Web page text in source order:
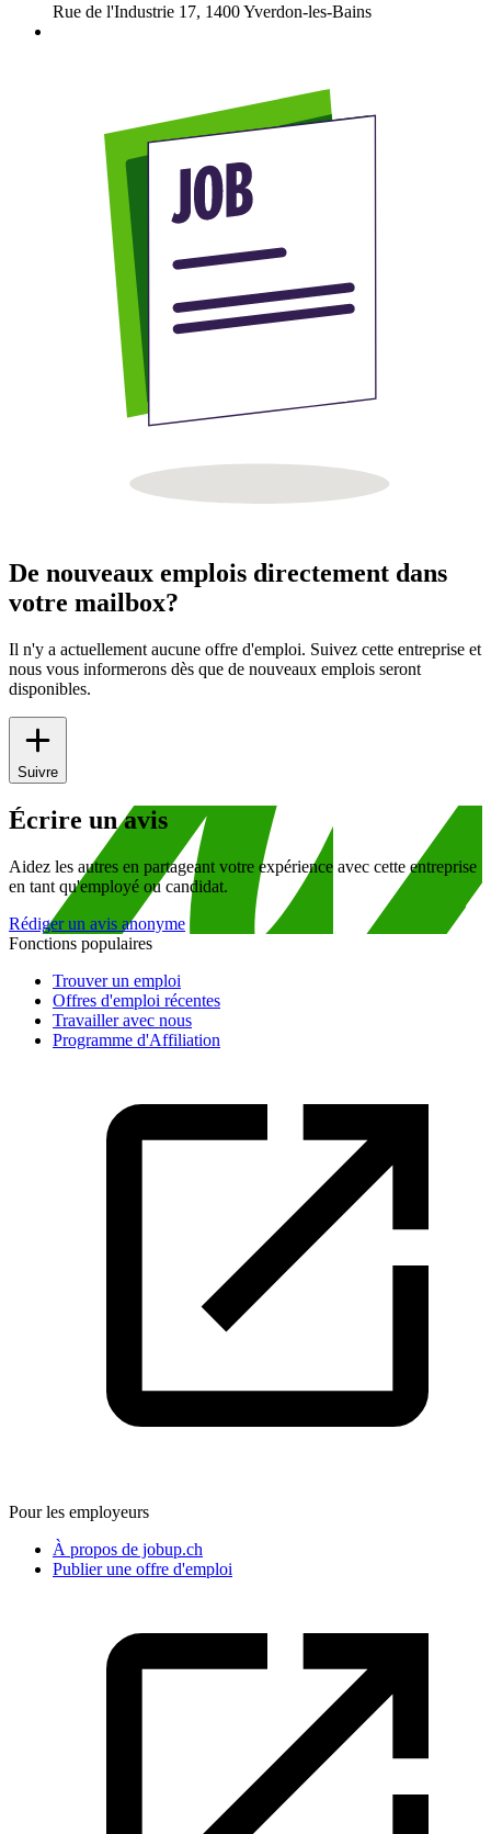
Rue de l'Industrie 17, 1400Yverdon-les-Bains
De nouveaux emplois directement dans
votre mailbox?
Il n'y a actuellement aucune offre d'emploi. Suivez cette entreprise et
nous vous informerons dès que de nouveaux emplois seront
disponibles.
Suivre
Écrire un avis
Aidez les autres en partageant votre expérience avec cette entreprise
en tant qu'employé ou candidat.
Rédiger un avis anonyme
Fonctions populaires
Trouver un emploi
Offres d'emploi récentes
Travailler avec nous
Programme d'Affiliation
Pour les employeurs
À propos de jobup.ch
Publier une offre d'emploi